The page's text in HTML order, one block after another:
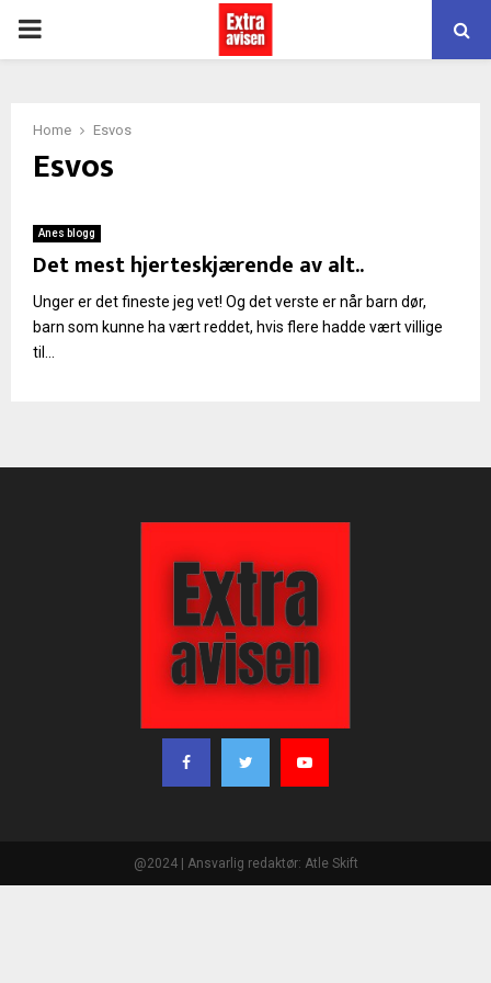
PRIMARY
Home Esvos
Esvos
Anes blogg
Det mest hjerteskjærende av alt..
Unger er det fineste jeg vet! Og det verste er når barn dør,
barn som kunne ha vært reddet, hvis flere hadde vært villige
til...
@2024 | Ansvarlig redaktør: Atle Skift